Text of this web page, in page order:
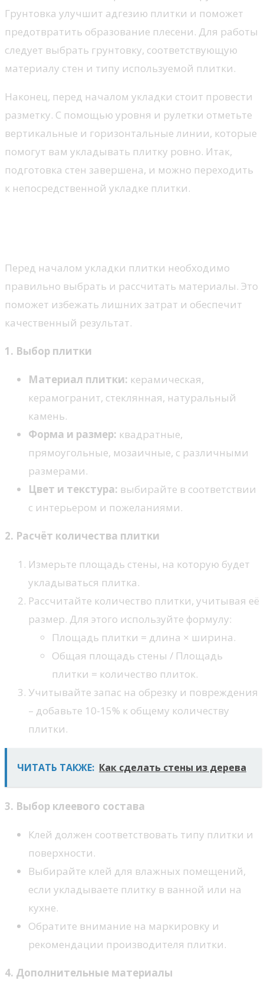
Грунтовка улучшит адгезию плитки и поможет
предотвратить образование плесени. Для работы
следует выбрать грунтовку, соответствующую
материалу стен и типу используемой плитки.
Наконец, перед началом укладки стоит провести
разметку. С помощью уровня и рулетки отметьте
вертикальные и горизонтальные линии, которые
помогут вам укладывать плитку ровно. Итак,
подготовка стен завершена, и можно переходить
к непосредственной укладке плитки.
Перед началом укладки плитки необходимо
правильно выбрать и рассчитать материалы. Это
поможет избежать лишних затрат и обеспечит
качественный результат.
1. Выбор плитки
Материал плитки: керамическая,
керамогранит, стеклянная, натуральный
камень.
Форма и размер: квадратные,
прямоугольные, мозаичные, с различными
размерами.
Цвет и текстура: выбирайте в соответствии
с интерьером и пожеланиями.
2. Расчёт количества плитки
Измерьте площадь стены, на которую будет
укладываться плитка.
Рассчитайте количество плитки, учитывая её
размер. Для этого используйте формулу:
Площадь плитки = длина × ширина.
Общая площадь стены / Площадь
плитки = количество плиток.
Учитывайте запас на обрезку и повреждения
– добавьте 10-15% к общему количеству
плитки.
ЧИТАТЬ ТАКЖЕ: Как сделать стены из дерева
3. Выбор клеевого состава
Клей должен соответствовать типу плитки и
поверхности.
Выбирайте клей для влажных помещений,
если укладываете плитку в ванной или на
кухне.
Обратите внимание на маркировку и
рекомендации производителя плитки.
4. Дополнительные материалы